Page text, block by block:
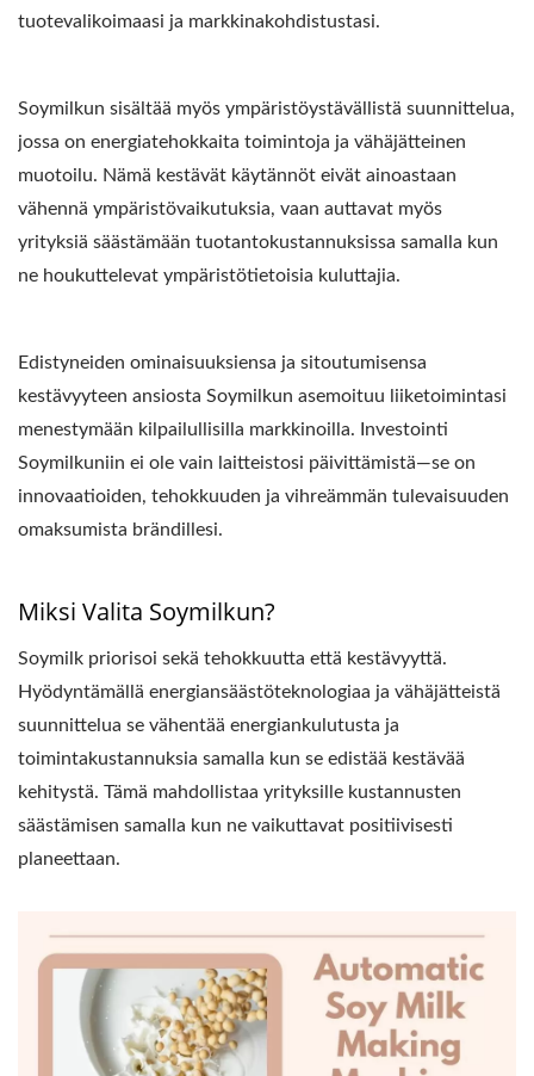
tuotevalikoimaasi ja markkinakohdistustasi.
Soymilkun sisältää myös ympäristöystävällistä suunnittelua,
jossa on energiatehokkaita toimintoja ja vähäjätteinen
muotoilu. Nämä kestävät käytännöt eivät ainoastaan
vähennä ympäristövaikutuksia, vaan auttavat myös
yrityksiä säästämään tuotantokustannuksissa samalla kun
ne houkuttelevat ympäristötietoisia kuluttajia.
Edistyneiden ominaisuuksiensa ja sitoutumisensa
kestävyyteen ansiosta Soymilkun asemoituu liiketoimintasi
menestymään kilpailullisilla markkinoilla. Investointi
Soymilkuniin ei ole vain laitteistosi päivittämistä—se on
innovaatioiden, tehokkuuden ja vihreämmän tulevaisuuden
omaksumista brändillesi.
Miksi Valita Soymilkun?
Soymilk priorisoi sekä tehokkuutta että kestävyyttä.
Hyödyntämällä energiansäästöteknologiaa ja vähäjätteistä
suunnittelua se vähentää energiankulutusta ja
toimintakustannuksia samalla kun se edistää kestävää
kehitystä. Tämä mahdollistaa yrityksille kustannusten
säästämisen samalla kun ne vaikuttavat positiivisesti
planeettaan.